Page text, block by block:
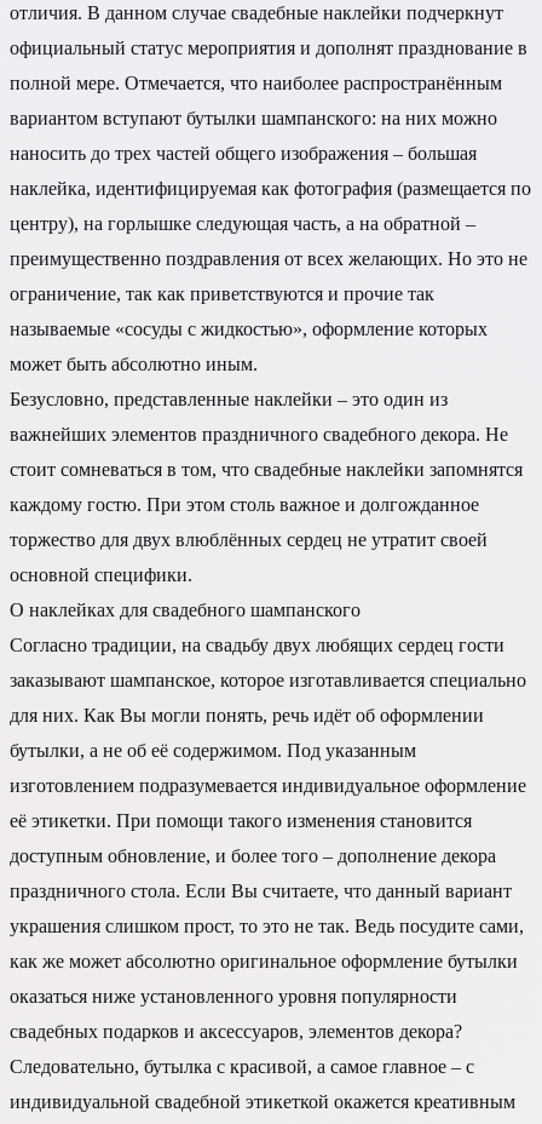
отличия. В данном случае свадебные наклейки подчеркнут
официальный статус мероприятия и дополнят празднование в
полной мере. Отмечается, что наиболее распространённым
вариантом вступают бутылки шампанского: на них можно
наносить до трех частей общего изображения – большая
наклейка, идентифицируемая как фотография (размещается по
центру), на горлышке следующая часть, а на обратной –
преимущественно поздравления от всех желающих. Но это не
ограничение, так как приветствуются и прочие так
называемые «сосуды с жидкостью», оформление которых
может быть абсолютно иным.
Безусловно, представленные наклейки – это один из
важнейших элементов праздничного свадебного декора. Не
стоит сомневаться в том, что свадебные наклейки запомнятся
каждому гостю. При этом столь важное и долгожданное
торжество для двух влюблённых сердец не утратит своей
основной специфики.
О наклейках для свадебного шампанского
Согласно традиции, на свадьбу двух любящих сердец гости
заказывают шампанское, которое изготавливается специально
для них. Как Вы могли понять, речь идёт об оформлении
бутылки, а не об её содержимом. Под указанным
изготовлением подразумевается индивидуальное оформление
её этикетки. При помощи такого изменения становится
доступным обновление, и более того – дополнение декора
праздничного стола. Если Вы считаете, что данный вариант
украшения слишком прост, то это не так. Ведь посудите сами,
как же может абсолютно оригинальное оформление бутылки
оказаться ниже установленного уровня популярности
свадебных подарков и аксессуаров, элементов декора?
Следовательно, бутылка с красивой, а самое главное – с
индивидуальной свадебной этикеткой окажется креативным